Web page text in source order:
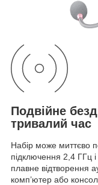
Подвійне
тривалий час
Набір може миттєво
підключення 2,4 ГГц
плавне відтворення
комп’ютер або